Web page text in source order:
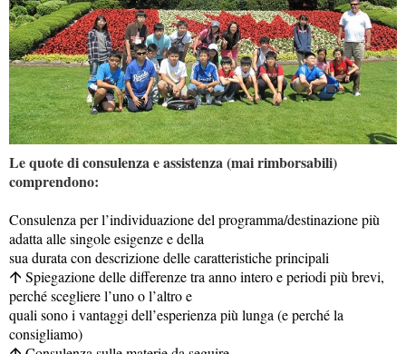
Le quote di consulenza e assistenza (mai rimborsabili)
comprendono:
Consulenza per l’individuazione del programma/destinazione più
adatta alle singole esigenze e della
sua durata con descrizione delle caratteristiche principali
· Spiegazione delle differenze tra anno intero e periodi più brevi,
perché scegliere l’uno o l’altro e
quali sono i vantaggi dell’esperienza più lunga (e perché la
consigliamo)